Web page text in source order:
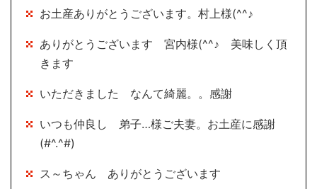
お土産ありがとうございます。村上様(^^♪
ありがとうございます 宮内様(^^♪ 美味しく頂
きます
いただきました なんて綺麗。。感謝
いつも仲良し 弟子…様ご夫妻。お土産に感謝
(#^.^#)
ス～ちゃん ありがとうございます